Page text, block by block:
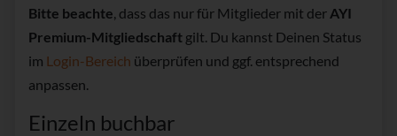
Bitte beachte , dass das nur für Mitglieder mit der AYI
Premium-Mitgliedschaft gilt. Du kannst Deinen Status
im Login-Bereich überprüfen und ggf. entsprechend
anpassen.
Einzeln buchbar